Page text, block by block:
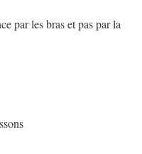
par les bras et pas par la